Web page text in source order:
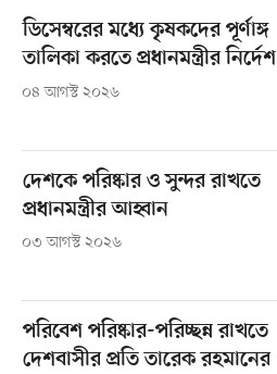
ডিসেম্বরের মধ্যে কৃষকদের পূর্ণাঙ্গ
তালিকা করতে প্রধানমন্ত্রীর নির্দেশ
০৪ আগস্ট ২০২৬
দেশকে পরিষ্কার ও সুন্দর রাখতে
প্রধানমন্ত্রীর আহ্বান
০৩ আগস্ট ২০২৬
পরিবেশ পরিষ্কার-পরিচ্ছন্ন রাখতে
দেশবাসীর প্রতি তারেক রহমানের